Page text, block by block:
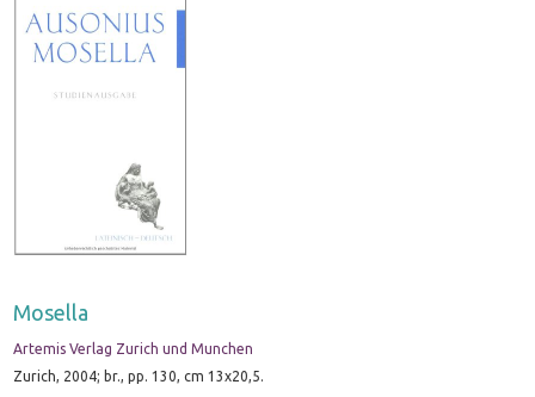
Mosella
Artemis Verlag Zurich und Munchen
Zurich, 2004; br., pp. 130, cm 13x20,5.